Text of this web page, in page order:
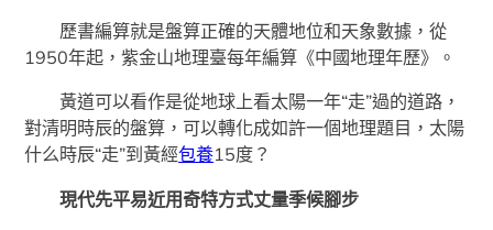
歷書編算就是盤算正確的天體地位和天象數據，從
1950年起，紫金山地理臺每年編算《中國地理年歷》。
黃道可以看作是從地球上看太陽一年“走”過的道路，
對清明時辰的盤算，可以轉化成如許一個地理題目，太陽
什么時辰“走”到黃經包養15度？
現代先平易近用奇特方式丈量季候腳步